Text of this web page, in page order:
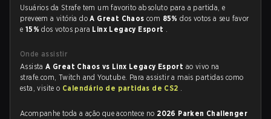
Usuários da Strafe tem um favorito absoluto para a partida, e
preveem a vitória doA Great Chaoscom 85%dos votos a seu favor
e 15%dos votos para Linx Legacy Esport .
Onde assistir
AssistaA Great Chaos vs Linx Legacy Esport ao vivo na
strafe.com, Twitch and Youtube. Para assistir a mais partidas como
esta, visite o Calendário de partidas de CS2 .
Acompanhe toda a ação que acontece no 2026 Parken Challenger